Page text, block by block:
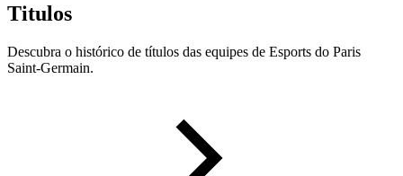
Titulos
Descubra o histórico de títulos das equipes de Esports do Paris
Saint-Germain.